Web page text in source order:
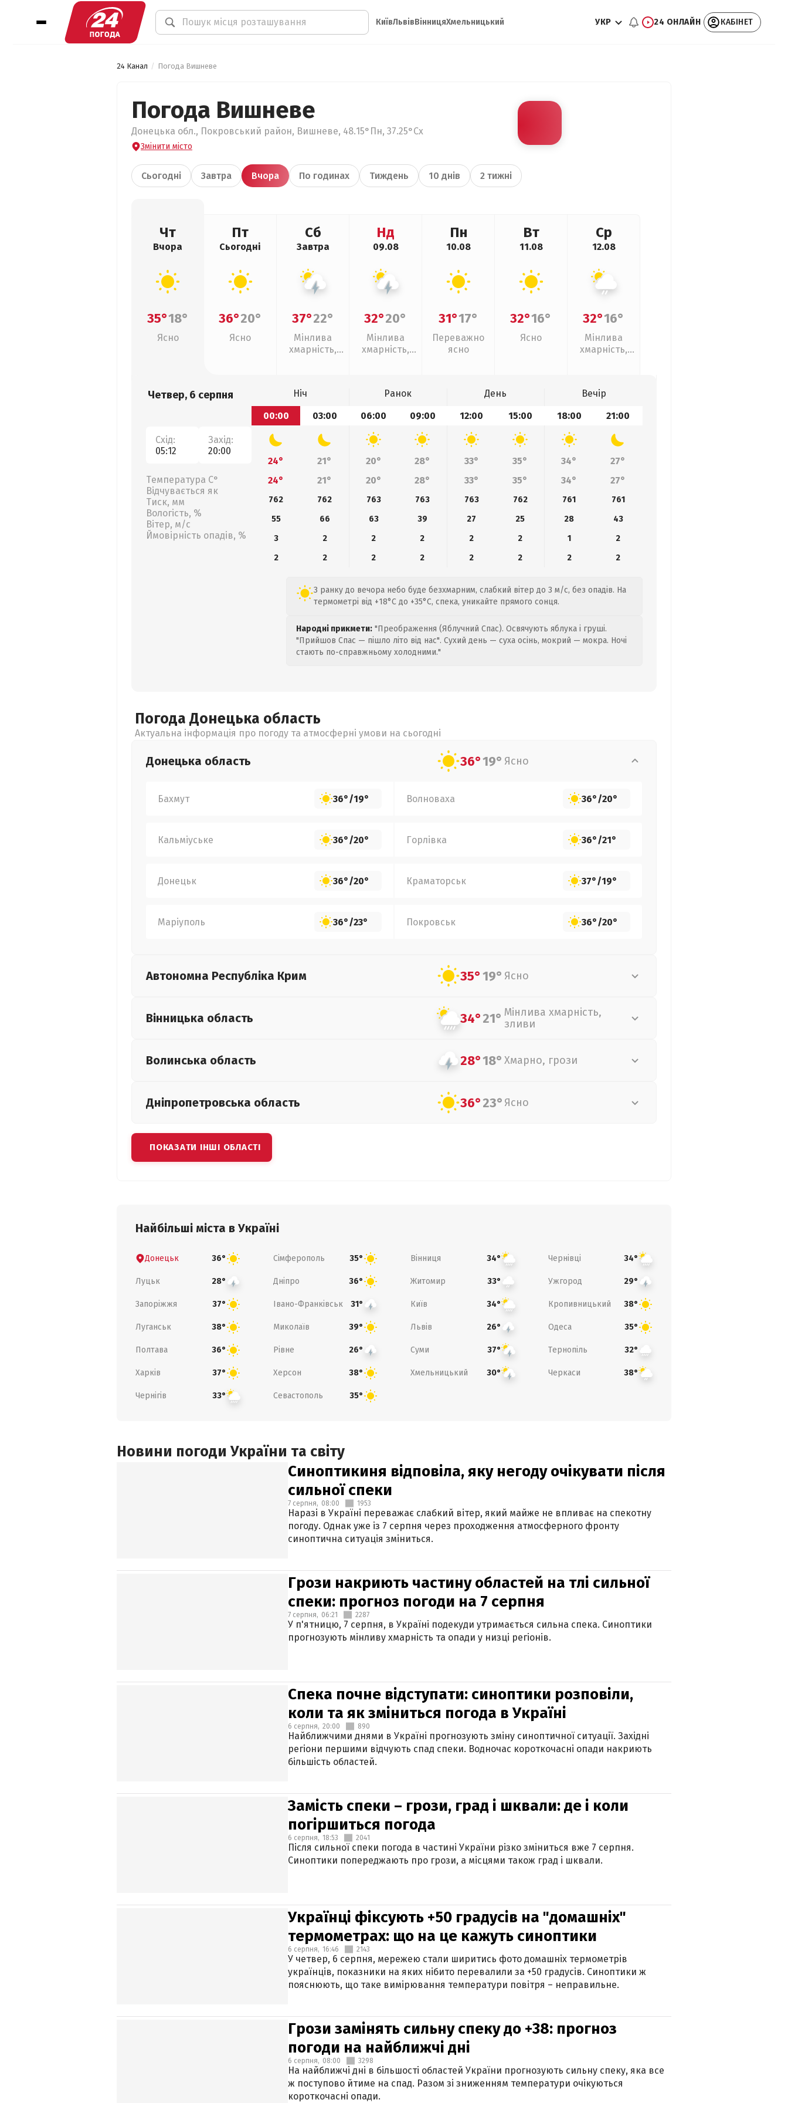
КиївЛьвівВінницяХмельницький УКР 24 ОНЛАЙН КАБІНЕТ
24 Канал Погода Вишневе
Погода Вишневе
Донецька обл., Покровський район, Вишневе, 48.15°Пн, 37.25°Сх
Змінити місто
Сьогодні Завтра Вчора По годинах Тиждень 10 днів 2 тижні
Чт
Вчора
35°18°
Ясно
Пт
Сьогодні
36°20°
Ясно
Сб
Завтра
37°22°
Мінлива
хмарність,
Нд
09.08
32°20°
Мінлива
хмарність,
Пн
10.08
31°17°
Переважно
ясно
Вт
11.08
32°16°
Ясно
Ср
12.08
32°16°
Мінлива
хмарність,
Четвер, 6 серпня
Схід:
05:12
Захід:
20:00
Температура С°
Відчувається як
Тиск, мм
Вологість, %
Вітер, м/с
Ймовірність опадів, %
Ніч Ранок День
Вечір
00:00
03:00 06:00 09:00 12:00 15:00 18:00 21:00
24° 21° 20° 28° 33° 35° 34°
27°
24°
21° 20° 28° 33° 35° 34° 27°
762 762 763 763 763 762 761
761
55
66 63 39 27 25 28
43
3
2 2 2 2 2 1
2
2
2 2 2 2 2 2 2
З ранку до вечора небо буде безхмарним, слабкий вітер до 3 м/с, без опадів. На
термометрі від +18°C до +35°C, спека, уникайте прямого сонця.
Народні прикмети: "Преображення (Яблучний Спас). Освячують яблука і груші.
"Прийшов Спас — пішло літо від нас". Сухий день — суха осінь, мокрий — мокра. Ночі
стають по-справжньому холодними."
Погода Донецька область
Актуальна інформація про погоду та атмосферні умови на сьогодні
Донецька область 36°19° Ясно
Бахмут 36°/19° Волноваха 36°/20°
Кальміуське 36°/20° Горлівка 36°/21°
Донецьк 36°/20° Краматорськ 37°/19°
Маріуполь 36°/23° Покровськ 36°/20°
Автономна Республіка Крим 35°19° Ясно
Вінницька область 34°21° Мінлива хмарність,
зливи
Волинська область 28°18° Хмарно, грози
Дніпропетровська область 36°23° Ясно
ПОКАЗАТИ ІНШІ ОБЛАСТІ
Найбільші міста в Україні
Донецьк 36° Сімферополь 35° Вінниця 34° Чернівці 34°
Луцьк 28° Дніпро 36° Житомир 33° Ужгород 29°
Запоріжжя 37° Івано-Франківськ 31° Київ 34° Кропивницький 38°
Луганськ 38° Миколаїв 39° Львів 26° Одеса 35°
Полтава 36° Рівне 26° Суми 37° Тернопіль 32°
Харків 37° Херсон 38° Хмельницький 30° Черкаси 38°
Чернігів 33° Севастополь 35°
Новини погоди України та світу
Синоптикиня відповіла, яку негоду очікувати після
сильної спеки
7 серпня, 08:00 1953
Наразі в Україні переважає слабкий вітер, який майже не впливає на спекотну
погоду. Однак уже із 7 серпня через проходження атмосферного фронту
синоптична ситуація зміниться.
Грози накриють частину областей на тлі сильної
спеки: прогноз погоди на 7 серпня
7 серпня, 06:21 2287
У п'ятницю, 7 серпня, в Україні подекуди утримається сильна спека. Синоптики
прогнозують мінливу хмарність та опади у низці регіонів.
Спека почне відступати: синоптики розповіли,
коли та як зміниться погода в Україні
6 серпня, 20:00 890
Найближчими днями в Україні прогнозують зміну синоптичної ситуації. Західні
регіони першими відчують спад спеки. Водночас короткочасні опади накриють
більшість областей.
Замість спеки – грози, град і шквали: де і коли
погіршиться погода
6 серпня, 18:53 2041
Після сильної спеки погода в частині України різко зміниться вже 7 серпня.
Синоптики попереджають про грози, а місцями також град і шквали.
Українці фіксують +50 градусів на "домашніх"
термометрах: що на це кажуть синоптики
6 серпня, 16:46 2143
У четвер, 6 серпня, мережею стали ширитись фото домашніх термометрів
українців, показники на яких нібито перевалили за +50 градусів. Синоптики ж
пояснюють, що таке вимірювання температури повітря – неправильне.
Грози замінять сильну спеку до +38: прогноз
погоди на найближчі дні
6 серпня, 08:00 3298
На найближчі дні в більшості областей України прогнозують сильну спеку, яка все
ж поступово йтиме на спад. Разом зі зниженням температури очікуються
короткочасні опади.